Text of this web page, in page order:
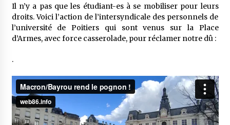
Il n’y a pas que les étudiant-es à se mobiliser pour leurs
droits. Voici l’action de l’intersyndicale des personnels de
l’université de Poitiers qui sont venus sur la Place
d’Armes, avec force casserolade, pour réclamer notre dû :
.